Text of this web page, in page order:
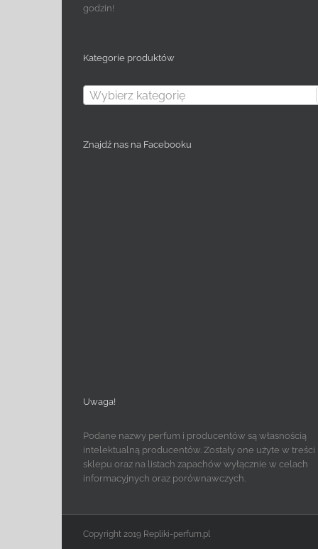
godzin!
Kategorie produktów
Wybierz kategorię
Znajdź nas na Facebooku
Uwaga!
Podane nazwy perfum i producentów są własnością
intelektualną producentów. Zostały one użyte w treści
sklepu oraz na listach zapachów wyłącznie w celach
informacyjnych oraz porównawczych.
Copyright 2019 Repliki-perfum.pl